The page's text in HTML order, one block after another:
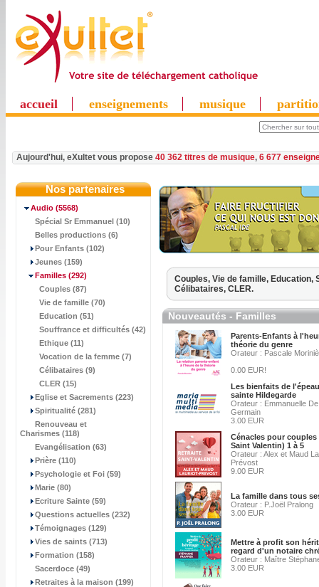
accueil enseignements musique
Aujourd'hui, eXultet vous propose 40 362 titres de musique, 6 677
Nos partenaires
Audio (5568)
Spécial Sr Emmanuel (10)
Belles productions (6)
Pour Enfants (102)
Jeunes (159)
Familles (292)
Couples (87)
Vie de famille (70)
Education (51)
Souffrance et difficultés (42)
Ethique (11)
Vocation de la femme (7)
Célibataires (9)
CLER (15)
Eglise et Sacrements (223)
Spiritualité (281)
Renouveau et
Charismes (118)
Evangélisation (63)
Prière (110)
Psychologie et Foi (59)
Marie (80)
Ecriture Sainte (59)
Questions actuelles (232)
Témoignages (129)
Vies de saints (713)
Formation (158)
Sacerdoce (49)
Retraites à la maison (199)
Couples, Vie de famille, Education,
Célibataires, CLER.
Nouveautés - Familles
Parents-Enfants à
théorie du genre
Orateur : Pascale
0.00 EUR!
Les bienfaits de
sainte Hildegarde
Orateur : Emmanuelle
Germain
3.00 EUR
Cénacles pour couples
Saint Valentin) 1 à 5
Orateur : Alex et Maud
Prévost
9.00 EUR
La famille dans tous
Orateur : P.Joël Pralong
3.00 EUR
Mettre à profit son
regard d'un notaire
Orateur : Maître
3.00 EUR